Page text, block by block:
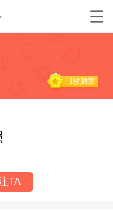
1枚勋章
TA